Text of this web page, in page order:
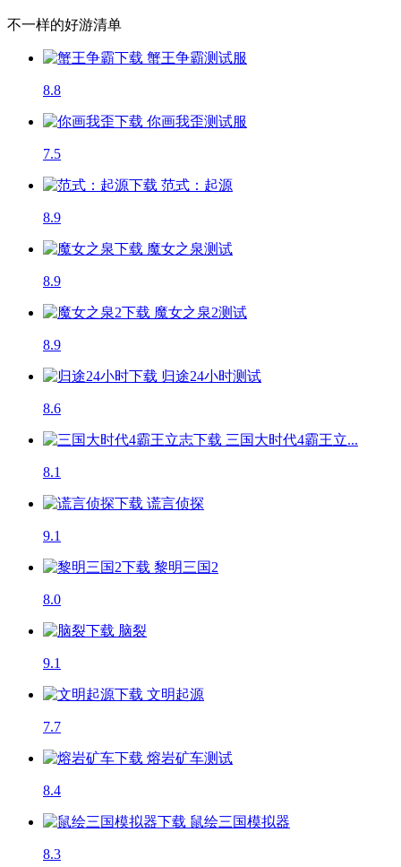
不一样的好游清单
蟹王争霸测试服
8.8
你画我歪测试服
7.5
范式：起源
8.9
魔女之泉测试
8.9
魔女之泉2测试
8.9
归途24小时测试
8.6
三国大时代4霸王立...
8.1
谎言侦探
9.1
黎明三国2
8.0
脑裂
9.1
文明起源
7.7
熔岩矿车测试
8.4
鼠绘三国模拟器
8.3